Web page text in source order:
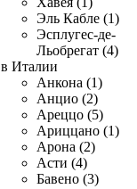
Эль Кабле (1)
Эсплугес-де-
Льобрегат (4)
в Италии
Анкона (1)
Анцио (2)
Ареццо (5)
Ариццано (1)
Арона (2)
Асти (4)
Бавено (3)